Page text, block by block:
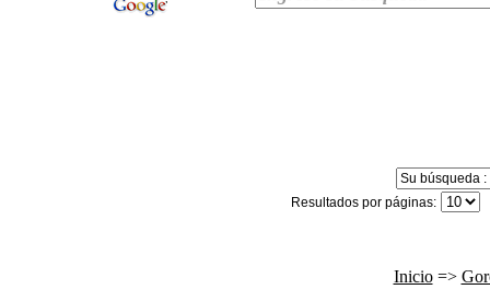
Resultados por páginas:
Inicio=>